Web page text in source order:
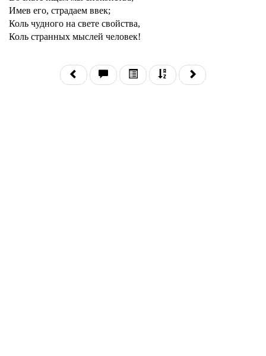
Имев его, страдаем ввек;
Коль чудного на свете свойства,
Коль странных мыслей человек!